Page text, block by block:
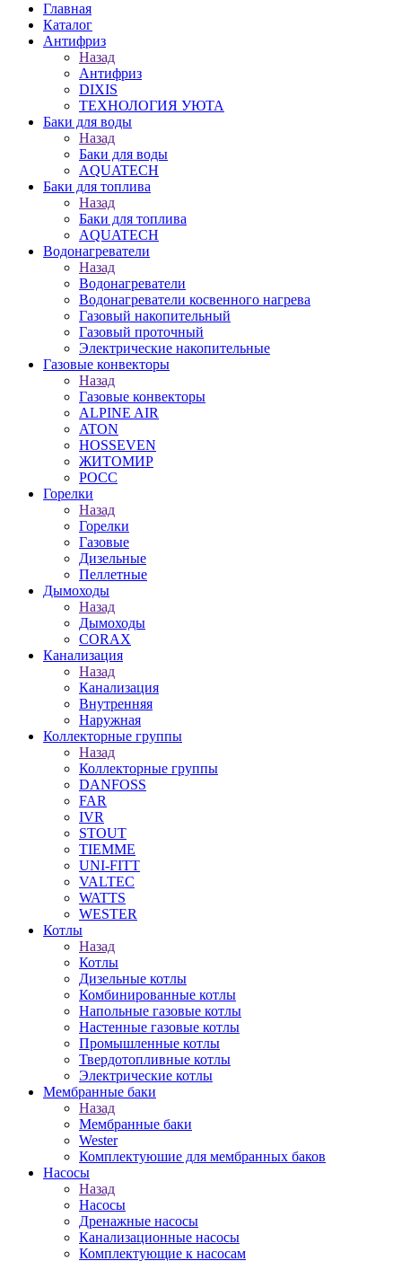
Главная
Каталог
Антифриз
Назад
Антифриз
DIXIS
ТЕХНОЛОГИЯ УЮТА
Баки для воды
Назад
Баки для воды
AQUATECH
Баки для топлива
Назад
Баки для топлива
AQUATECH
Водонагреватели
Назад
Водонагреватели
Водонагреватели косвенного нагрева
Газовый накопительный
Газовый проточный
Электрические накопительные
Газовые конвекторы
Назад
Газовые конвекторы
ALPINE AIR
ATON
HOSSEVEN
ЖИТОМИР
РОСС
Горелки
Назад
Горелки
Газовые
Дизельные
Пеллетные
Дымоходы
Назад
Дымоходы
CORAX
Канализация
Назад
Канализация
Внутренняя
Наружная
Коллекторные группы
Назад
Коллекторные группы
DANFOSS
FAR
IVR
STOUT
TIEMME
UNI-FITT
VALTEC
WATTS
WESTER
Котлы
Назад
Котлы
Дизельные котлы
Комбинированные котлы
Напольные газовые котлы
Настенные газовые котлы
Промышленные котлы
Твердотопливные котлы
Электрические котлы
Мембранные баки
Назад
Мембранные баки
Wester
Комплектуюшие для мембранных баков
Насосы
Назад
Насосы
Дренажные насосы
Канализационные насосы
Комплектующие к насосам